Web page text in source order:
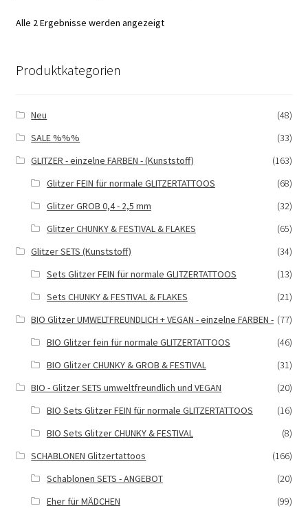
Alle 2 Ergebnisse werden angezeigt
Produktkategorien
Neu
(48)
SALE %%%
(33)
GLITZER - einzelne FARBEN - (Kunststoff)
(163)
Glitzer FEIN für normale GLITZERTATTOOS
(68)
Glitzer GROB 0,4 - 2,5 mm
(32)
Glitzer CHUNKY & FESTIVAL & FLAKES
(65)
Glitzer SETS (Kunststoff)
(34)
Sets Glitzer FEIN für normale GLITZERTATTOOS
(13)
Sets CHUNKY & FESTIVAL & FLAKES
(21)
BIO Glitzer UMWELTFREUNDLICH + VEGAN - einzelne FARBEN - (77)
BIO Glitzer fein für normale GLITZERTATTOOS
(46)
BIO Glitzer CHUNKY & GROB & FESTIVAL
(31)
BIO - Glitzer SETS umweltfreundlich und VEGAN
(20)
BIO Sets Glitzer FEIN für normale GLITZERTATTOOS
(16)
BIO Sets Glitzer CHUNKY & FESTIVAL
(8)
SCHABLONEN Glitzertattoos
(166)
Schablonen SETS - ANGEBOT
(20)
Eher für MÄDCHEN
(99)